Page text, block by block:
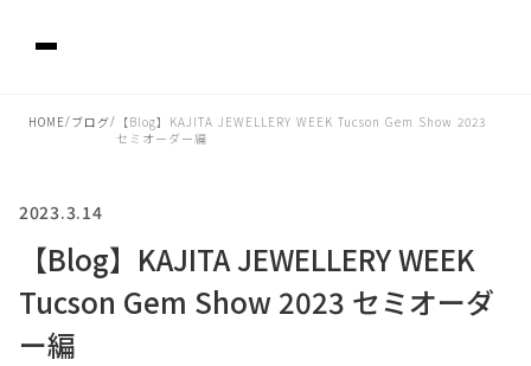
HOME/ブログ/
【Blog】KAJITA JEWELLERY WEEK Tucson Gem Show 2023
セミオーダー編
2023.3.14
【Blog】KAJITA JEWELLERY WEEK
Tucson Gem Show 2023 セミオーダ
ー編